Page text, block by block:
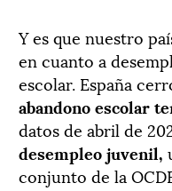
Y es que nuestro
en cuanto a
escolar. España
abandono escolar
datos de abril de
desempleo juvenil,
conjunto de la